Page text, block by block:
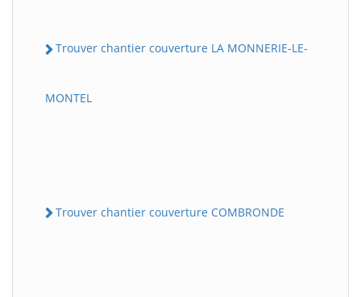
Trouver chantier couverture LA MONNERIE-LE-
MONTEL
Trouver chantier couverture COMBRONDE